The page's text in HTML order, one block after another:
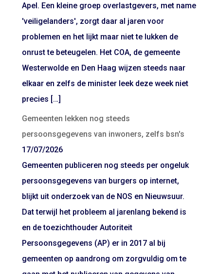
Apel. Een kleine groep overlastgevers, met name
'veiligelanders', zorgt daar al jaren voor
problemen en het lijkt maar niet te lukken de
onrust te beteugelen. Het COA, de gemeente
Westerwolde en Den Haag wijzen steeds naar
elkaar en zelfs de minister leek deze week niet
precies […]
Gemeenten lekken nog steeds
persoonsgegevens van inwoners, zelfs bsn's
17/07/2026
Gemeenten publiceren nog steeds per ongeluk
persoonsgegevens van burgers op internet,
blijkt uit onderzoek van de NOS en Nieuwsuur.
Dat terwijl het probleem al jarenlang bekend is
en de toezichthouder Autoriteit
Persoonsgegevens (AP) er in 2017 al bij
gemeenten op aandrong om zorgvuldig om te